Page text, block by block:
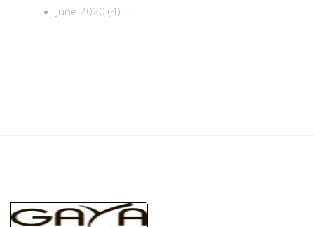
June 2020 (4)